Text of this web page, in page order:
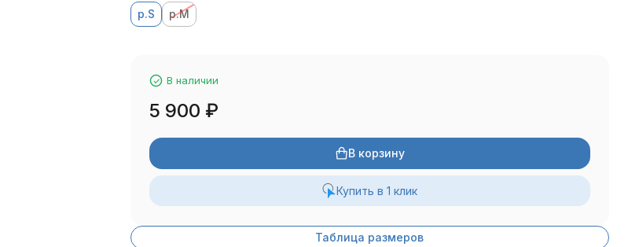
р.S р.M
В наличии
5 900 ₽
В корзину
Купить в 1 клик
Таблица размеров